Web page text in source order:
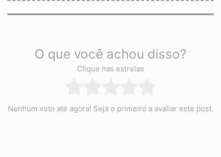
O que você achou disso?
Clique nas estrelas
Nenhum voto até agora! Seja o primeiro a avaliar este post.